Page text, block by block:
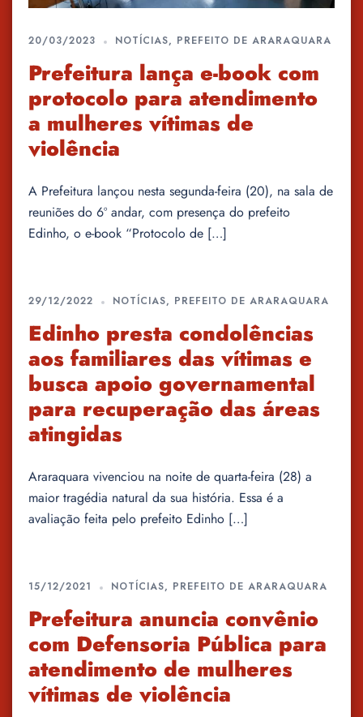
20/03/2023 NOTÍCIAS, PREFEITO DE ARARAQUARA
Prefeitura lança e-book com
protocolo para atendimento
a mulheres vítimas de
violência
A Prefeitura lançou nesta segunda-feira (20), na sala de
reuniões do 6º andar, com presença do prefeito
Edinho, o e-book “Protocolo de […]
29/12/2022 NOTÍCIAS, PREFEITO DE ARARAQUARA
Edinho presta condolências
aos familiares das vítimas e
busca apoio governamental
para recuperação das áreas
atingidas
Araraquara vivenciou na noite de quarta-feira (28) a
maior tragédia natural da sua história. Essa é a
avaliação feita pelo prefeito Edinho […]
15/12/2021 NOTÍCIAS, PREFEITO DE ARARAQUARA
Prefeitura anuncia convênio
com Defensoria Pública para
atendimento de mulheres
vítimas de violência